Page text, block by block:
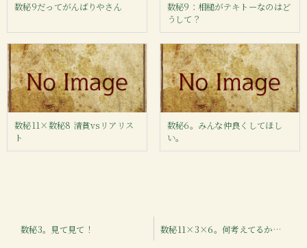
数秘9だってがんばりやさん
数秘9：相槌がテキトーなのはど
うして？
数秘11×数秘8 清貧vsリアリス
ト
数秘6。みんな仲良くしてほし
い。
数秘3。見て見て！ 数秘11×3×6。何考えてるか言って！といわれても…